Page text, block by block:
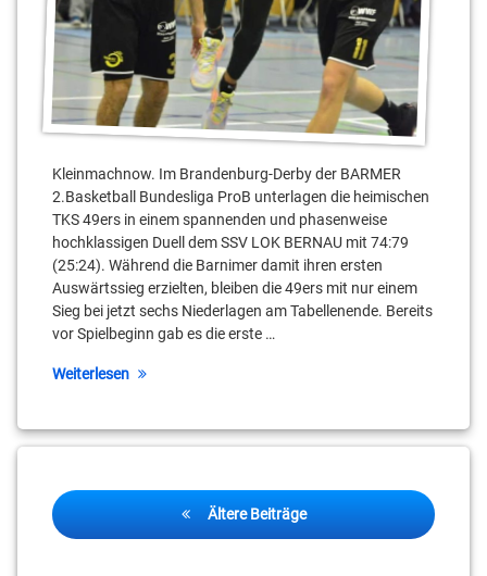
Kleinmachnow. Im Brandenburg-Derby der BARMER
2.Basketball Bundesliga ProB unterlagen die heimischen
TKS 49ers in einem spannenden und phasenweise
hochklassigen Duell dem SSV LOK BERNAU mit 74:79
(25:24). Während die Barnimer damit ihren ersten
Auswärtssieg erzielten, bleiben die 49ers mit nur einem
Sieg bei jetzt sechs Niederlagen am Tabellenende. Bereits
vor Spielbeginn gab es die erste …
Weiterlesen
Beitragsnavigation
Ältere Beiträge